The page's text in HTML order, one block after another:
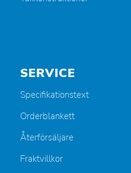
SERVICE
Specifikationstext
Orderblankett
Återförsäljare
Fraktvillkor